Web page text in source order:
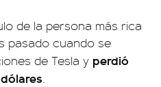
de la persona más rica
pasado cuando se
de Tesla y perdió
.